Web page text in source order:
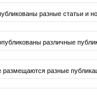
разные статьи и
различные
разные